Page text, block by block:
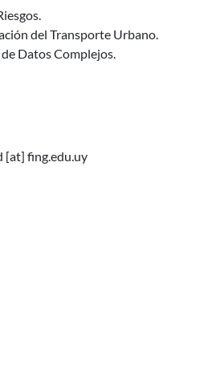
del Transporte Urbano.
Datos Complejos.
[at] fing.edu.uy